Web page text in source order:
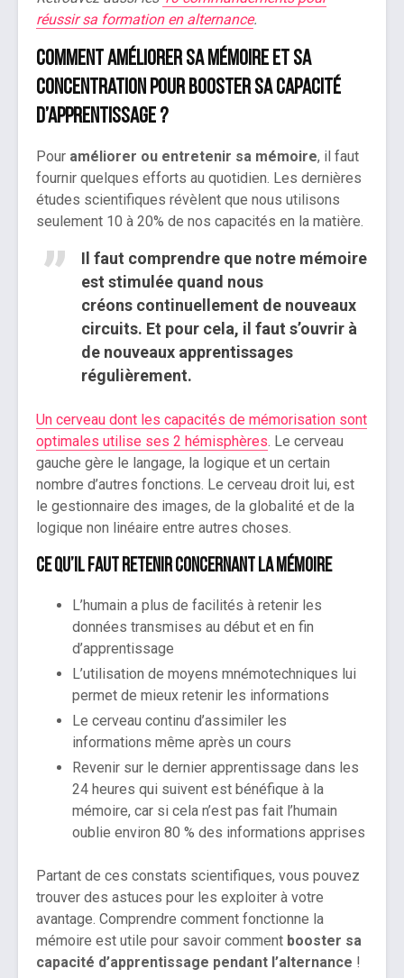
réussir sa formation en alternance.
Comment améliorer sa mémoire et sa
concentration pour booster sa capacité
d’apprentissage ?
Pour améliorer ou entretenir sa mémoire, il faut
fournir quelques efforts au quotidien. Les dernières
études scientifiques révèlent que nous utilisons
seulement 10 à 20% de nos capacités en la matière.
Il faut comprendre que notre mémoire
est stimulée quand nous
créons continuellement de nouveaux
circuits. Et pour cela, il faut s’ouvrir à
de nouveaux apprentissages
régulièrement.
Un cerveau dont les capacités de mémorisation sont
optimales utilise ses 2 hémisphères . Le cerveau
gauche gère le langage, la logique et un certain
nombre d’autres fonctions. Le cerveau droit lui, est
le gestionnaire des images, de la globalité et de la
logique non linéaire entre autres choses.
Ce qu’il faut retenir concernant la mémoire
L’humain a plus de facilités à retenir les
données transmises au début et en fin
d’apprentissage
L’utilisation de moyens mnémotechniques lui
permet de mieux retenir les informations
Le cerveau continu d’assimiler les
informations même après un cours
Revenir sur le dernier apprentissage dans les
24 heures qui suivent est bénéfique à la
mémoire, car si cela n’est pas fait l’humain
oublie environ 80 % des informations apprises
Partant de ces constats scientifiques, vous pouvez
trouver des astuces pour les exploiter à votre
avantage. Comprendre comment fonctionne la
mémoire est utile pour savoir comment booster sa
capacité d’apprentissage pendant l’alternance !